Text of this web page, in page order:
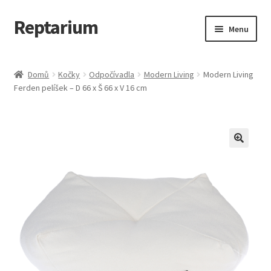
Přeskočit
na
Přejít
k
webu
Reptarium Menu
Košík
Pokladna
Vše pro kočky
Domů Kočky Odpočívadla Modern Living
Modern Living
Ferden pelíšek – D 66 x Š 66 x V 16 cm